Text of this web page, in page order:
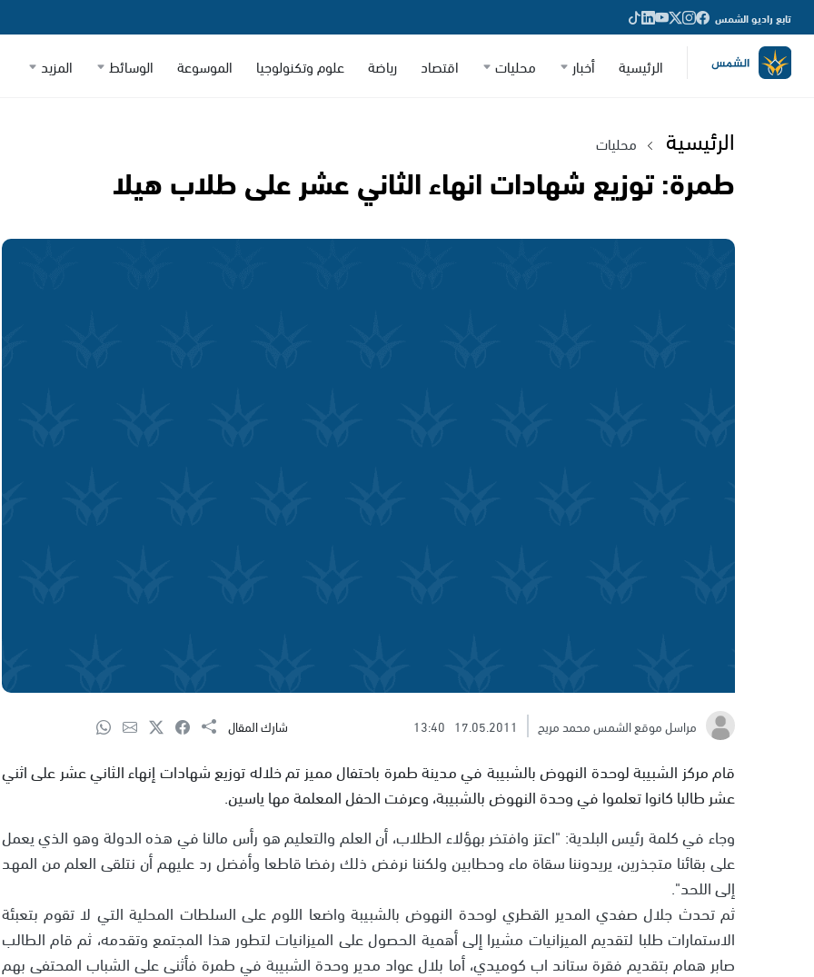
تابع راديو الشمس
الرئيسية أخبار محليات اقتصاد رياضة علوم وتكنولوجيا الموسوعة الوسائط المزيد
الرئيسية محليات
طمرة: توزيع شهادات انهاء الثاني عشر على طلاب هيلا
مراسل موقع الشمس محمد مريح 17.05.2011
13:40 شارك المقال
قام مركز الشبيبة لوحدة النهوض بالشبيبة في مدينة طمرة باحتفال مميز تم خلاله توزيع شهادات إنهاء الثاني عشر على اثني
عشر طالبا كانوا تعلموا في وحدة النهوض بالشبيبة، وعرفت الحفل المعلمة مها ياسين.
وجاء في كلمة رئيس البلدية: "اعتز وافتخر بهؤلاء الطلاب، أن العلم والتعليم هو رأس مالنا في هذه الدولة وهو الذي يعمل
على بقائنا متجذرين، يريدوننا سقاة ماء وحطابين ولكننا نرفض ذلك رفضا قاطعا وأفضل رد عليهم أن نتلقى العلم من المهد
إلى اللحد".
ثم تحدث جلال صفدي المدير القطري لوحدة النهوض بالشبيبة واضعا اللوم على السلطات المحلية التي لا تقوم بتعبئة
الاستمارات طلبا لتقديم الميزانيات مشيرا إلى أهمية الحصول على الميزانيات لتطور هذا المجتمع وتقدمه، ثم قام الطالب
صابر همام بتقديم فقرة ستاند اب كوميدي، أما بلال عواد مدير وحدة الشبيبة في طمرة فأثنى على الشباب المحتفى بهم